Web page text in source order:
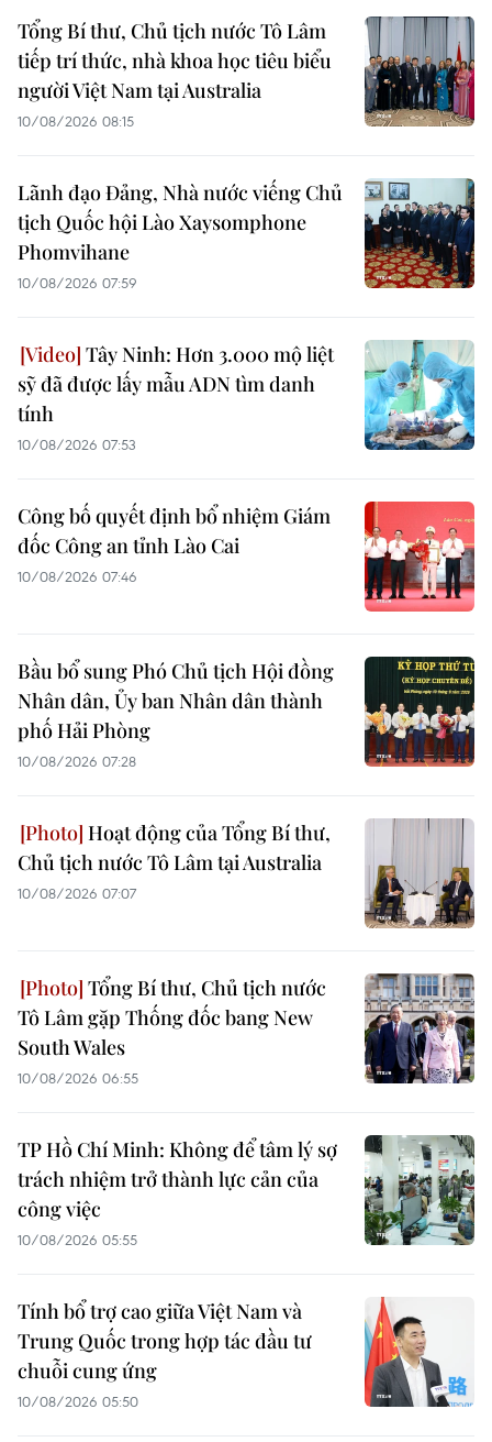
Tổng Bí thư, Chủ tịch nước Tô Lâm
tiếp trí thức, nhà khoa học tiêu biểu
người Việt Nam tại Australia
10/08/2026 08:15
Lãnh đạo Đảng, Nhà nước viếng Chủ
tịch Quốc hội Lào Xaysomphone
Phomvihane
10/08/2026 07:59
Tây Ninh: Hơn 3.000 mộ liệt
sỹ đã được lấy mẫu ADN tìm danh
tính
10/08/2026 07:53
Công bố quyết định bổ nhiệm Giám
đốc Công an tỉnh Lào Cai
10/08/2026 07:46
Bầu bổ sung Phó Chủ tịch Hội đồng
Nhân dân, Ủy ban Nhân dân thành
phố Hải Phòng
10/08/2026 07:28
Hoạt động của Tổng Bí thư,
Chủ tịch nước Tô Lâm tại Australia
10/08/2026 07:07
Tổng Bí thư, Chủ tịch nước
Tô Lâm gặp Thống đốc bang New
South Wales
10/08/2026 06:55
TP Hồ Chí Minh: Không để tâm lý sợ
trách nhiệm trở thành lực cản của
công việc
10/08/2026 05:55
Tính bổ trợ cao giữa Việt Nam và
Trung Quốc trong hợp tác đầu tư
chuỗi cung ứng
10/08/2026 05:50